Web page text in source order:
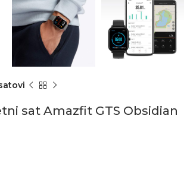
sat Amazfit GTS Obsidian